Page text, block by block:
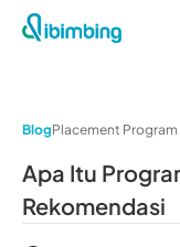
BlogPlacement Program
Apa Itu
Rekomendasi